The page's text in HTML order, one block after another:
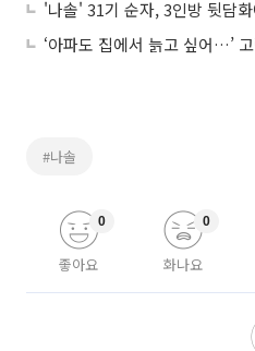
‘아파도 집에서 늙고 싶어…’
#나솔
좋아요
0
화나요
0